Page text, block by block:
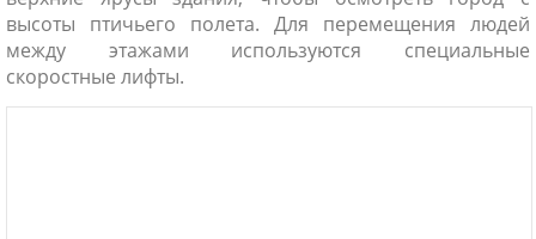
высоты птичьего полета. Для перемещения людей
между этажами используются специальные
скоростные лифты.